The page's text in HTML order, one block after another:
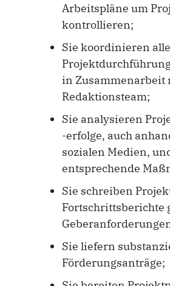
Arbeitspläne um
kontrollieren;
Sie koordinieren
in Zusammenarbeit
Redaktionsteam;
Sie analysieren
-erfolge, auch
sozialen Medien,
entsprechende
Sie schreiben
Fortschrittsberichte
Sie liefern
Förderungsanträge;